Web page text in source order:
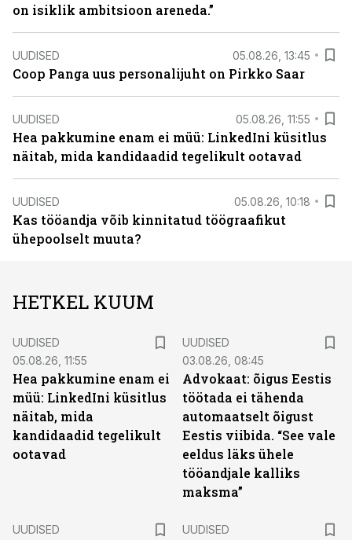
on isiklik ambitsioon areneda.”
UUDISED 05.08.26, 13:45
Coop Panga uus personalijuht on Pirkko Saar
UUDISED 05.08.26, 11:55
Hea pakkumine enam ei müü: LinkedIni küsitlus
näitab, mida kandidaadid tegelikult ootavad
UUDISED 05.08.26, 10:18
Kas tööandja võib kinnitatud töögraafikut
ühepoolselt muuta?
HETKEL KUUM
UUDISED
05.08.26, 11:55
Hea pakkumine enam ei
müü: LinkedIni küsitlus
näitab, mida
kandidaadid tegelikult
ootavad
UUDISED
03.08.26, 08:45
Advokaat: õigus Eestis
töötada ei tähenda
automaatselt õigust
Eestis viibida. “See vale
eeldus läks ühele
tööandjale kalliks
maksma”
UUDISED
UUDISED